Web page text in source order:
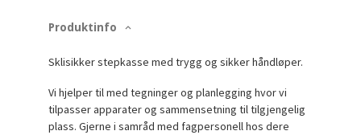
Produktinfo
Sklisikker stepkasse med trygg og sikker håndløper.
Vi hjelper til med tegninger og planlegging hvor vi
tilpasser apparater og sammensetning til tilgjengelig
plass.Gjerne i samråd med fagpersonell hos dere